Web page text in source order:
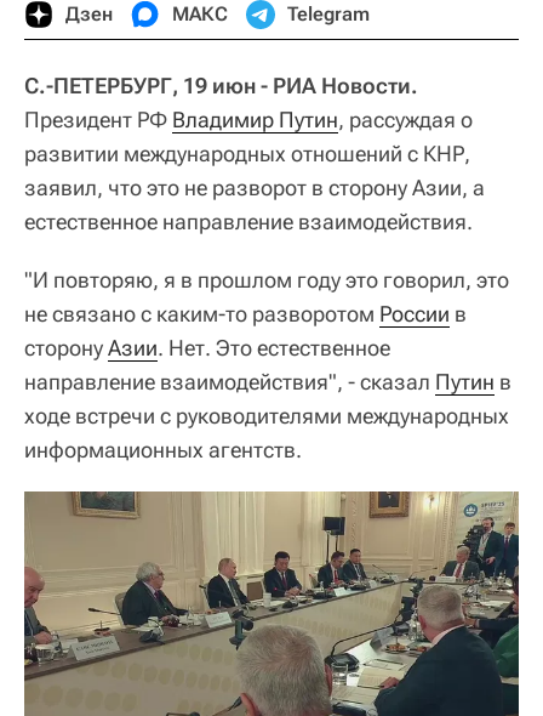
Дзен МАКС Telegram
С.-ПЕТЕРБУРГ, 19 июн - РИА Новости.
Президент РФ Владимир Путин, рассуждая о
развитии международных отношений с КНР,
заявил, что это не разворот в сторону Азии, а
естественное направление взаимодействия.
"И повторяю, я в прошлом году это говорил, это
не связано с каким-то разворотом России в
сторонуАзии. Нет. Это естественное
направление взаимодействия", - сказал Путин в
ходе встречи с руководителями международных
информационных агентств.